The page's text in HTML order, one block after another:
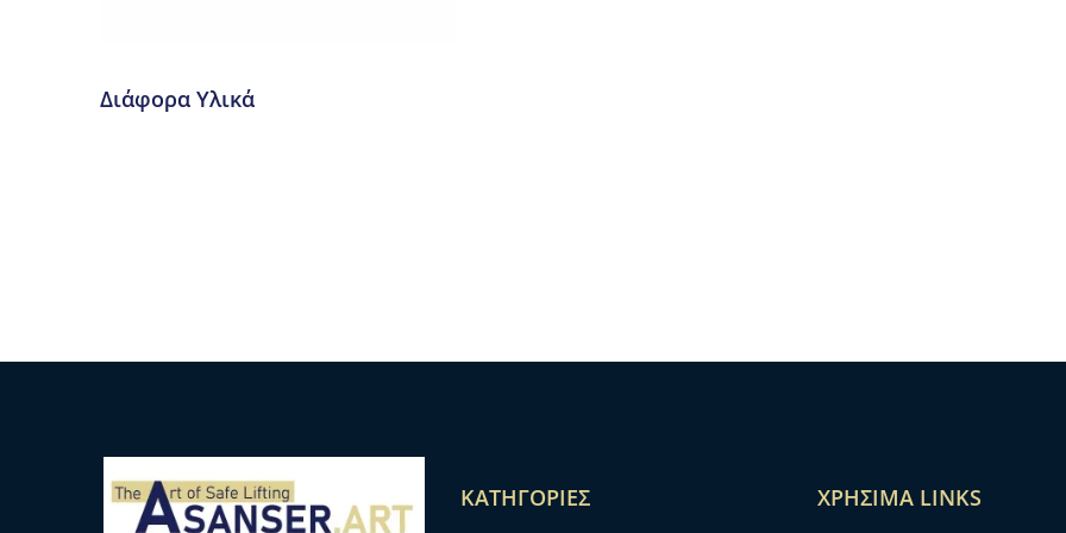
Διάφορα Υλικά
ΚΑΤΗΓΟΡΊΕΣ ΧΡΉΣΙΜΑ LINKS